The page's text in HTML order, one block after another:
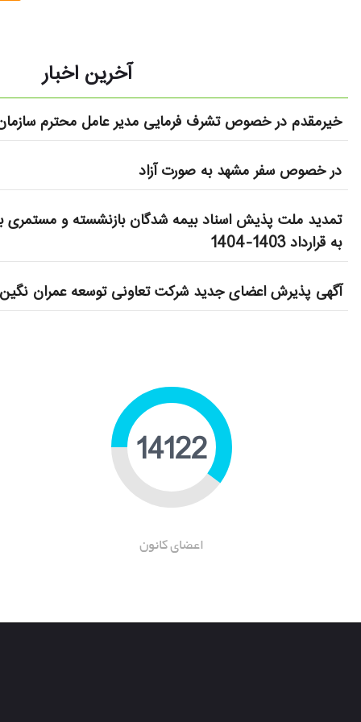
آخرین اخبار
خیرمقدم در خصوص تشرف فرمایی مدیر عامل محترم
در خصوص سفر مشهد به صورت آزاد
تمدید ملت پذیش اسناد بیمه شدگان بازنشسته و مستمری
به قرارداد 1403-1404
آگهی پذیرش اعضای جدید شرکت تعاونی توسعه عمران
21502
اعضای کانون